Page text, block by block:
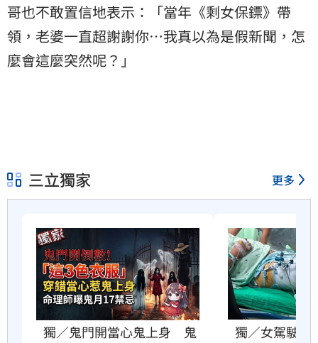
哥也不敢置信地表示：「當年《剩女保鏢》帶
領，老婆一直超謝謝你…我真以為是假新聞，怎
麼會這麼突然呢？」
三立獨家 更多
獨／鬼門開當心鬼上身　鬼
獨／女駕駛肇